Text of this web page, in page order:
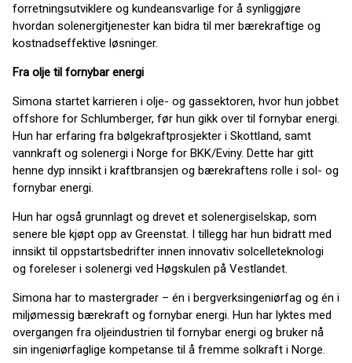
forretningsutviklere og kundeansvarlige for å synliggjøre
hvordan solenergitjenester kan bidra til mer bærekraftige og
kostnadseffektive løsninger.
Fra olje til fornybar energi
Simona startet karrieren i olje- og gassektoren, hvor hun jobbet
offshore for Schlumberger, før hun gikk over til fornybar energi.
Hun har erfaring fra bølgekraftprosjekter i Skottland, samt
vannkraft og solenergi i Norge for BKK/Eviny. Dette har gitt
henne dyp innsikt i kraftbransjen og bærekraftens rolle i sol- og
fornybar energi.
Hun har også grunnlagt og drevet et solenergiselskap, som
senere ble kjøpt opp av Greenstat. I tillegg har hun bidratt med
innsikt til oppstartsbedrifter innen innovativ solcelleteknologi
og foreleser i solenergi ved Høgskulen på Vestlandet.
Simona har to mastergrader – én i bergverksingeniørfag og én i
miljømessig bærekraft og fornybar energi. Hun har lyktes med
overgangen fra oljeindustrien til fornybar energi og bruker nå
sin ingeniørfaglige kompetanse til å fremme solkraft i Norge.